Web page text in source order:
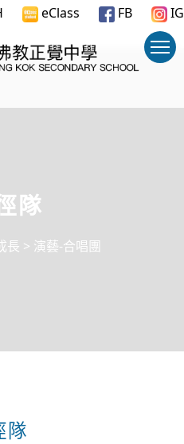
eClass FB IG
隊
長 > 演藝-合唱團
隊